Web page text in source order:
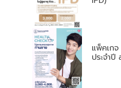
แพ็คเก
ประจำปี